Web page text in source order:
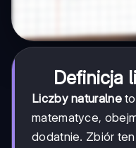
Definicja
Liczby naturalneto
matematyce,
dodatnie. Zbiór